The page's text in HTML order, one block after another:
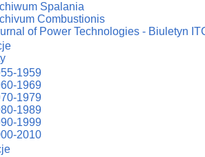
Spalania
Combustionis
of Power Technologies - Biuletyn
1959
1969
1979
1989
1999
2010